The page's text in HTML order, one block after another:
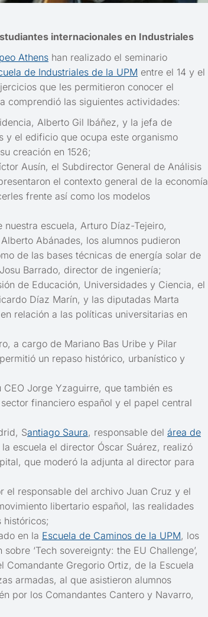
internacionales en Industriales
Athens han realizado el seminario
de Industriales de la UPM entre el 14 y el
que les permitieron conocer el
comprendió las siguientes actividades:
Alberto Gil Ibáñez, y la jefa de
y el edificio que ocupa este organismo
creación en 1526;
Ausín, el Subdirector General de Análisis
el contexto general de la economía
frente así como los modelos
escuela, Arturo Díaz-Tejeiro,
Abánades, los alumnos pudieron
de las bases técnicas de energía solar de
Barrado, director de ingeniería;
de Educación, Universidades y Ciencia, el
Díaz Marín, y las diputadas Marta
relación a las políticas universitarias en
a cargo de Mariano Bas Uribe y Pilar
un repaso histórico, urbanístico y
Jorge Yzaguirre, que también es
financiero español y el papel central
Santiago Saura, responsable del área de
escuela el director Óscar Suárez, realizó
que moderó la adjunta al director para
el responsable del archivo Juan Cruz y el
libertario español, las realidades
históricos;
en la Escuela de Caminos de la UPM, los
‘Tech sovereignty: the EU Challenge’,
Comandante Gregorio Ortiz, de la Escuela
armadas, al que asistieron alumnos
por los Comandantes Cantero y Navarro,